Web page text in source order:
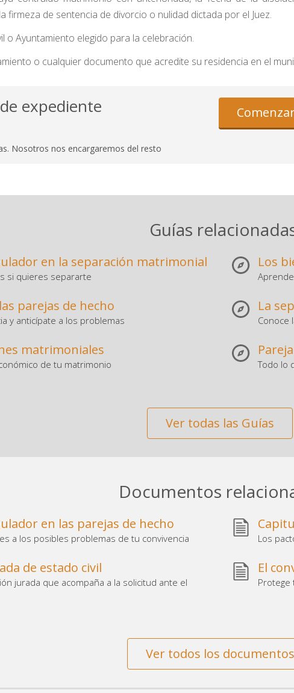
firmeza de sentencia de divorcio o nulidad dictada por el Juez.
o Ayuntamiento elegido para la celebración.
o cualquier documento que acredite su residencia en el
expediente
Nosotros nos encargaremos del resto
Guías
en la separación matrimonial
si quieres separarte
parejas de hecho
y anticípate a los problemas
matrimoniales
de tu matrimonio
Los
La
Conoce
Todo lo
Ver todas las Guías
Documentos
en las parejas de hecho
a los posibles problemas de tu convivencia
de estado civil
jurada que acompaña a la solicitud ante el
Los
El
Protege
Ver todos los documentos